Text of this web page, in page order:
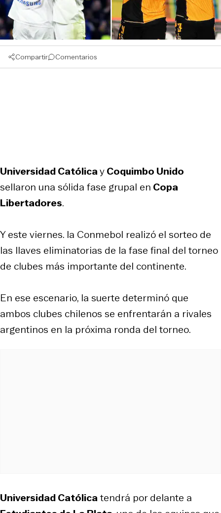
Compartir Comentarios
Universidad CatólicayCoquimbo Unido
sellaron una sólida fase grupal en Copa
Libertadores.
Y este viernes. la Conmebol realizó el sorteo de
las llaves eliminatorias de la fase final del torneo
de clubes más importante del continente.
En ese escenario, la suerte determinó que
ambos clubes chilenos se enfrentarán a rivales
argentinos en la próxima ronda del torneo.
Universidad Católicatendrá por delante a